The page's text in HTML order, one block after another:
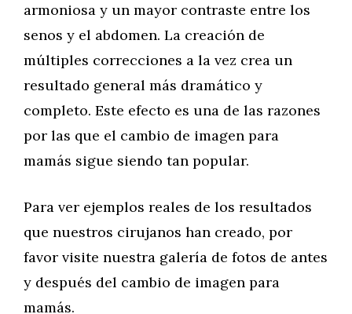
armoniosa y un mayor contraste entre los
senos y el abdomen. La creación de
múltiples correcciones a la vez crea un
resultado general más dramático y
completo. Este efecto es una de las razones
por las que el cambio de imagen para
mamás sigue siendo tan popular.
Para ver ejemplos reales de los resultados
que nuestros cirujanos han creado, por
favor visite nuestra galería de fotos de antes
y después del cambio de imagen para
mamás.